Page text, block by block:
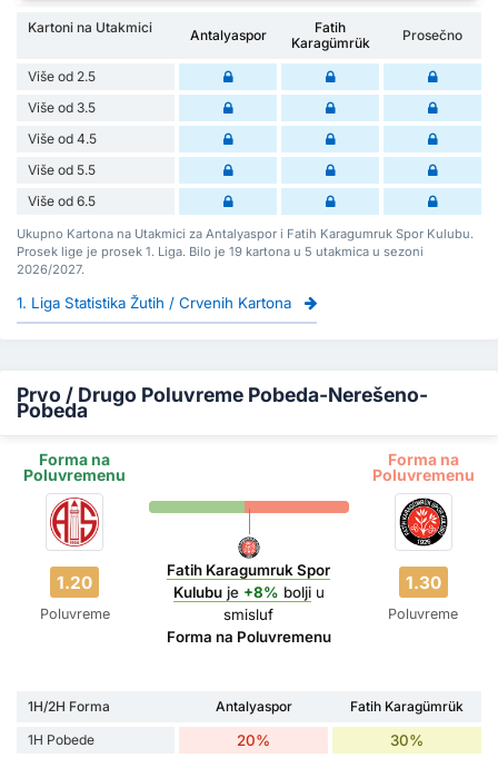
Kartoni na Utakmici Antalyaspor
Fatih
Karagümrük
Prosečno
Više od 2.5
Više od 3.5
Više od 4.5
Više od 5.5
Više od 6.5
Ukupno Kartona na Utakmici za Antalyaspor i Fatih Karagumruk Spor Kulubu.
Prosek lige je prosek 1. Liga. Bilo je 19 kartona u 5 utakmica u sezoni
2026/2027.
1. Liga Statistika Žutih / Crvenih Kartona
Prvo / Drugo Poluvreme Pobeda-Nerešeno-
Pobeda
Forma na
Poluvremenu
Forma na
Poluvremenu
1.20
Poluvreme
Fatih Karagumruk Spor
Kulubuje +8% boljiu
smisluf
Forma na Poluvremenu
1.30
Poluvreme
1H/2H Forma Antalyaspor
Fatih Karagümrük
1H Pobede
20% 30%